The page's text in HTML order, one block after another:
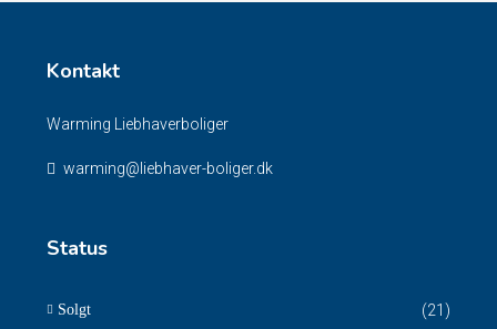
Kontakt
Warming Liebhaverboliger
warming@liebhaver-boliger.dk
Status
Solgt (21)